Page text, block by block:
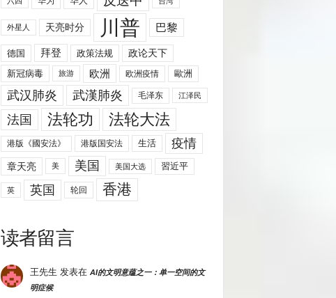
外星人 天亮时分 川普 巴黎
德国 拜登 政策法规
政论天下
新冠病毒
旅游 欧洲 欧洲疫情 歐洲
武汉肺炎 武漢肺炎 毛泽东 江泽民
法国 法轮功 法轮大法
港版《國安法》 港版国安法 生活 疫情
章天亮 美 美国 美国大选 習近平
英 英国 轮回 香港
读者留言
王先生 发表在 AI的文明意蕴之一：单一空间的文
明症候